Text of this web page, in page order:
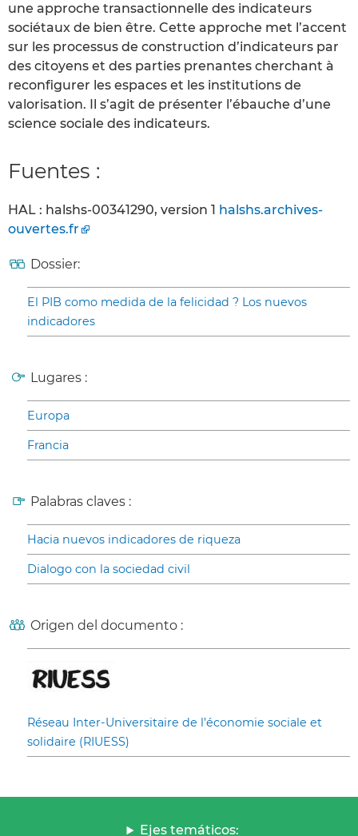
une approche transactionnelle des indicateurs
sociétaux de bien être. Cette approche met l’accent
sur les processus de construction d’indicateurs par
des citoyens et des parties prenantes cherchant à
reconfigurer les espaces et les institutions de
valorisation. Il s’agit de présenter l’ébauche d’une
science sociale des indicateurs.
Fuentes :
HAL : halshs-00341290, version 1 halshs.archives-
ouvertes.fr
Dossier:
El PIB como medida de la felicidad ? Los nuevos
indicadores
Lugares :
Europa
Francia
Palabras claves :
Hacia nuevos indicadores de riqueza
Dialogo con la sociedad civil
Origen del documento :
Réseau Inter-Universitaire de l’économie sociale et
solidaire (RIUESS)
Ejes temáticos: